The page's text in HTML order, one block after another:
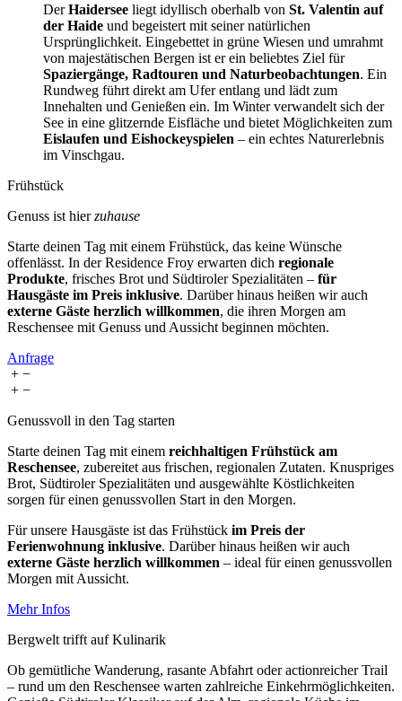
DerHaidersee liegt idyllisch oberhalb von St. Valentin auf
der Haide und begeistert mit seiner natürlichen
Ursprünglichkeit. Eingebettet in grüne Wiesen und umrahmt
von majestätischen Bergen ist er ein beliebtes Ziel für
Spaziergänge, Radtouren und Naturbeobachtungen. Ein
Rundweg führt direkt am Ufer entlang und lädt zum
Innehalten und Genießen ein. Im Winter verwandelt sich der
See in eine glitzernde Eisfläche und bietet Möglichkeiten zum
Eislaufen und Eishockeyspielen – ein echtes Naturerlebnis
im Vinschgau.
Frühstück
Genuss ist hierzuhause
Starte deinen Tag mit einem Frühstück, das keine Wünsche
offenlässt. In der Residence Froy erwarten dich regionale
Produkte, frisches Brot und Südtiroler Spezialitäten – für
Hausgäste im Preis inklusive. Darüber hinaus heißen wir auch
externe Gäste herzlich willkommen, die ihren Morgen am
Reschensee mit Genuss und Aussicht beginnen möchten.
Anfrage
+ −
+ −
Genussvoll in den Tag starten
Starte deinen Tag mit einem reichhaltigen Frühstück am
Reschensee, zubereitet aus frischen, regionalen Zutaten. Knuspriges
Brot, Südtiroler Spezialitäten und ausgewählte Köstlichkeiten
sorgen für einen genussvollen Start in den Morgen.
Für unsere Hausgäste ist das Frühstück im Preis der
Ferienwohnung inklusive. Darüber hinaus heißen wir auch
externe Gäste herzlich willkommen – ideal für einen genussvollen
Morgen mit Aussicht.
Mehr Infos
Bergwelt trifft auf Kulinarik
Ob gemütliche Wanderung, rasante Abfahrt oder actionreicher Trail
– rund um den Reschensee warten zahlreiche Einkehrmöglichkeiten.